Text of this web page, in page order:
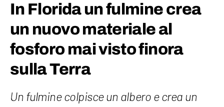
In Florida un fulmine crea
un nuovo materiale al
fosforo mai visto finora
sulla Terra
Un fulmine colpisce un albero e crea un